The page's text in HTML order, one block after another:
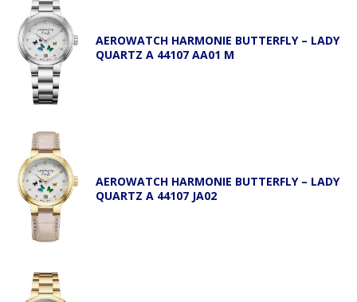
AEROWATCH HARMONIE BUTTERFLY – LADY
QUARTZ A 44107 AA01 M
AEROWATCH HARMONIE BUTTERFLY – LADY
QUARTZ A 44107 JA02